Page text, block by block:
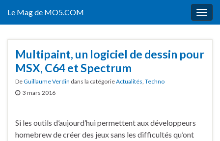
Le Mag de MO5.COM
Multipaint, un logiciel de dessin pour
MSX, C64 et Spectrum
DeGuillaume Verdin dans la catégorieActualités, Techno
3 mars 2016
Si les outils d’aujourd’hui permettent aux développeurs
homebrew de créer des jeux sans les difficultés qu’ont